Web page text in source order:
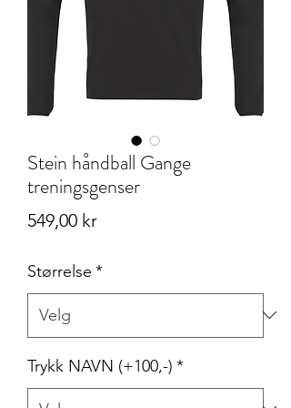
Stein håndball Gange
treningsgenser
549,00 krPris
Størrelse *
Trykk NAVN (+100,-) *